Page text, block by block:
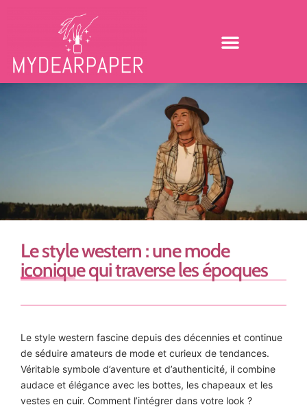
Le style western : une mode
iconique qui traverse les époques
Le style western fascine depuis des décennies et continue
de séduire amateurs de mode et curieux de tendances.
Véritable symbole d’aventure et d’authenticité, il combine
audace et élégance avec les bottes, les chapeaux et les
vestes en cuir. Comment l’intégrer dans votre look ?